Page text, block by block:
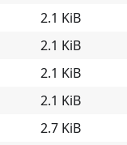
2.1 KiB
2.1 KiB
2.1 KiB
2.1 KiB
2.7 KiB